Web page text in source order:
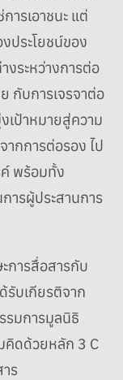
ารเอาชนะ แต่
ประโยชน์ของ
งระหว่างการต่อ
กับการเจรจาต่อ
เป้าหมายสู่ความ
ากการต่อรอง ไป
พร้อมทั้ง
ารผู้ประสานการ
การสื่อสารกับ
รับเกียรติจาก
รมการมูลนิธิ
คิดด้วยหลัก 3 C
ร